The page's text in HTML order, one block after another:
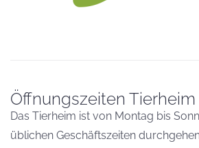
Öffnungszeiten Tierheim
Das Tierheim ist von Montag bis
üblichen Geschäftszeiten